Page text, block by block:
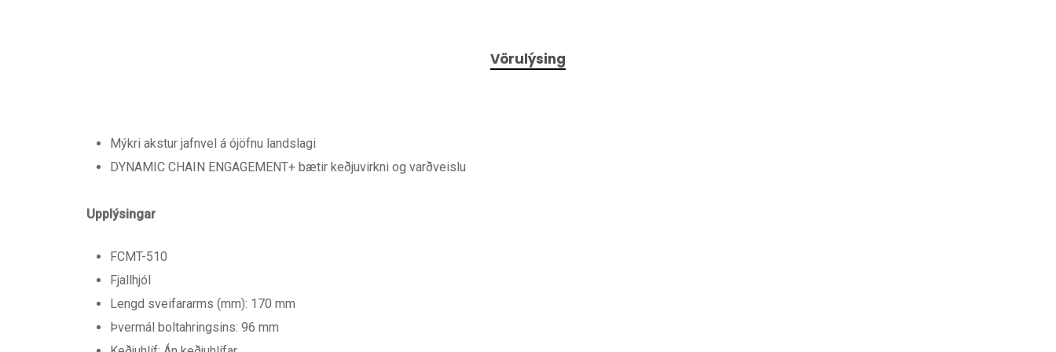
Vörulýsing
Mýkri akstur jafnvel á ójöfnu landslagi
DYNAMIC CHAIN ​​ENGAGEMENT+ bætir keðjuvirkni og varðveislu
Upplýsingar
FCMT-510
Fjallhjól
Lengd sveifararms (mm): 170 mm
Þvermál boltahringsins: 96 mm